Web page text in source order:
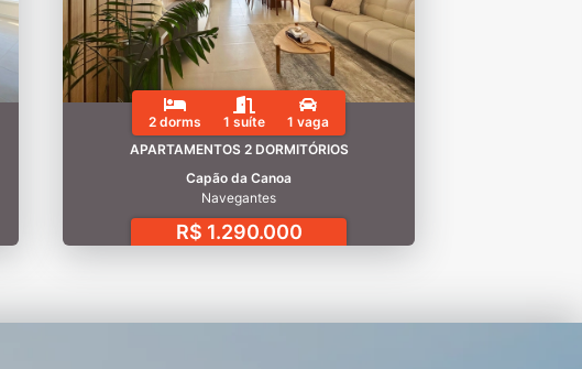
2 dorms 1 suíte
1 vaga
APARTAMENTOS 2 DORMITÓRIOS
Capão da Canoa
Navegantes
R$ 1.290.000